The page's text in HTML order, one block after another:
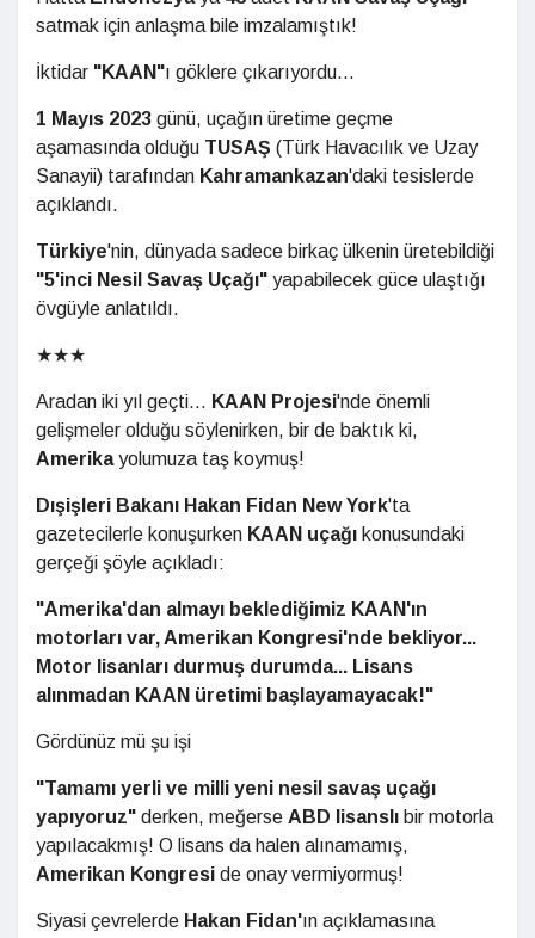
satmak için anlaşma bile imzalamıştık!
İktidar "KAAN"ı göklere çıkarıyordu...
1 Mayıs 2023 günü, uçağın üretime geçme
aşamasında olduğu TUSAŞ (Türk Havacılık ve Uzay
Sanayii) tarafından Kahramankazan'daki tesislerde
açıklandı.
Türkiye'nin, dünyada sadece birkaç ülkenin üretebildiği
"5'inci Nesil Savaş Uçağı" yapabilecek güce ulaştığı
övgüyle anlatıldı.
★★★
Aradan iki yıl geçti... KAAN Projesi'nde önemli
gelişmeler olduğu söylenirken, bir de baktık ki,
Amerikayolumuza taş koymuş!
Dışişleri Bakanı Hakan Fidan New York'ta
gazetecilerle konuşurken KAAN uçağı konusundaki
gerçeği şöyle açıkladı:
"Amerika'dan almayı beklediğimiz KAAN'ın
motorları var, Amerikan Kongresi'nde bekliyor...
Motor lisanları durmuş durumda... Lisans
alınmadan KAAN üretimi başlayamayacak!"
Gördünüz mü şu işi
"Tamamı yerli ve milli yeni nesil savaş uçağı
yapıyoruz" derken, meğerse ABD lisanslı bir motorla
yapılacakmış! O lisans da halen alınamamış,
Amerikan Kongresi de onay vermiyormuş!
Siyasi çevrelerde Hakan Fidan'ın açıklamasına